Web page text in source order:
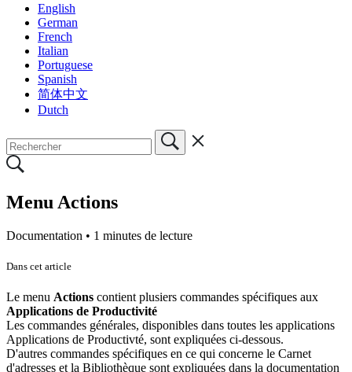
English
German
French
Italian
Portuguese
Spanish
简体中文
Dutch
Menu Actions
Documentation • 1 minutes de lecture
Dans cet article
Le menu Actions contient plusiers commandes spécifiques aux
Applications de Productivité
Les commandes générales, disponibles dans toutes les applications
Applications de Productivté, sont expliquées ci-dessous.
D'autres commandes spécifiques en ce qui concerne le Carnet
d'adresses et la Bibliothèque sont expliquées dans la documentation